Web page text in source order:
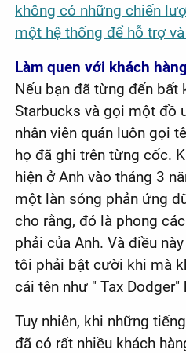
không có những chiến
một hệ thống để hỗ trợ
Làm quen với khách hàng
Nếu bạn đã từng đến bất
Starbucks và gọi một đồ
nhân viên quán luôn gọi
họ đã ghi trên từng cốc.
hiện ở Anh vào tháng 3
một làn sóng phản ứng
cho rằng, đó là phong
phải của Anh. Và điều
tôi phải bật cười khi mà
cái tên như " Tax Dodger"
Tuy nhiên, khi những
đã có rất nhiều khách